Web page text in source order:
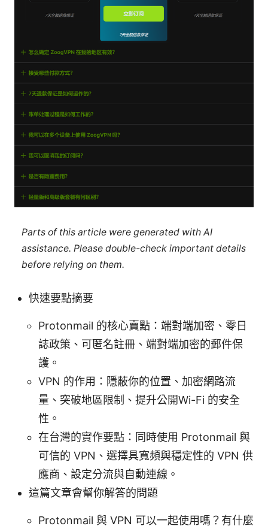
Parts of this article were generated with AI
assistance. Please double-check important details
before relying on them.
快速要點摘要
Protonmail 的核心賣點：端對端加密、零日
誌政策、可匿名註冊、端對端加密的郵件保
護。
VPN 的作用：隱蔽你的位置、加密網路流
量、突破地區限制、提升公開Wi-Fi 的安全
性。
在台灣的實作要點：同時使用 Protonmail 與
可信的 VPN、選擇具寬頻與穩定性的 VPN 供
應商、設定分流與自動連線。
這篇文章會幫你解答的問題
Protonmail 與 VPN 可以一起使用嗎？有什麼